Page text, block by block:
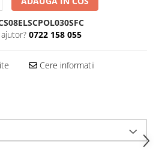
0722 158 055
Cere informatii